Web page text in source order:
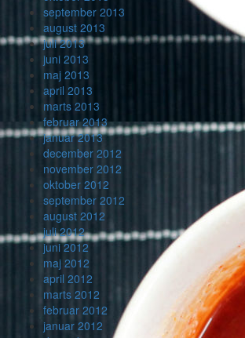
september 2013
august 2013
juli 2013
juni 2013
maj 2013
april 2013
marts 2013
februar 2013
januar 2013
december 2012
november 2012
oktober 2012
september 2012
august 2012
juli 2012
juni 2012
maj 2012
april 2012
marts 2012
februar 2012
januar 2012